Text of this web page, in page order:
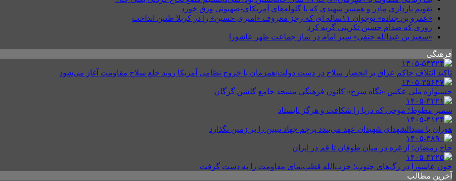
تقویم بارداری مادر و همسر شهیدی که با گلوله‌های آمریکای-صهیونی ورق خورد
«عمرو بن جناده» نوجوان ۱۱ساله ای که رجز معروف «امیری حسین» را در کربلا طنین انداخت
روزی که صدام حسین تکریتی گریه کرد
«سعید بن عبدالله حنفی» سپر امام در نماز جماعت ظهر عاشورا
فرهنگی
تاکید ائتلاف حاکم عراق بر انحصار سلاح در دست دولت/همزمان با خروج نظامی آمریکا روند خلع سلاح مقاومت آغاز می‌شود
جشنواره ملی عکس «نگاه سرخ» کانون فرهنگی مسجد جامع گلشن گرگان
سمیر مطوط؛ موجی که دریا را شکافت و هرگز نایستاد
هوران با سیدالشهدای شهیدان عهد می‌بندد پرچم جهاد تبیین را بر زمین نگذارد
حاج رمضان؛ از غزه در میان طوفان تا قم در ایران
خون عاشورا در رگ‌های جنوب؛ حزب‌الله قطب‌نمای مقاومت را به دست گرفت
آخرین مطالب